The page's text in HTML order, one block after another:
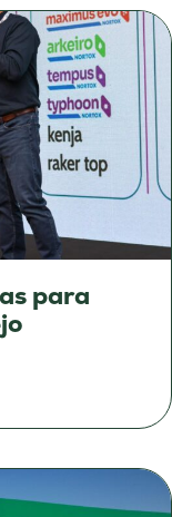
para